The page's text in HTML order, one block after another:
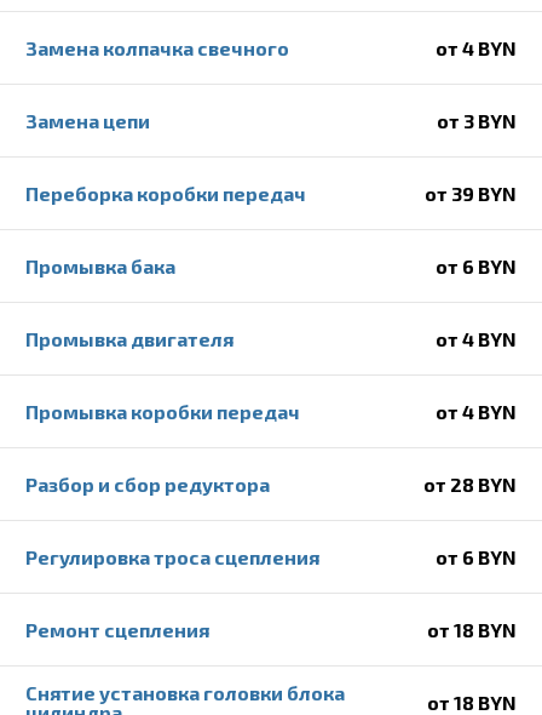
Замена колпачка свечного от 4 BYN
Замена цепи от 3 BYN
Переборка коробки передач от 39 BYN
Промывка бака от 6 BYN
Промывка двигателя от 4 BYN
Промывка коробки передач от 4 BYN
Разбор и сбор редуктора от 28 BYN
Регулировка троса сцепления от 6 BYN
Ремонт сцепления от 18 BYN
Снятие установка головки блока
от 18 BYN